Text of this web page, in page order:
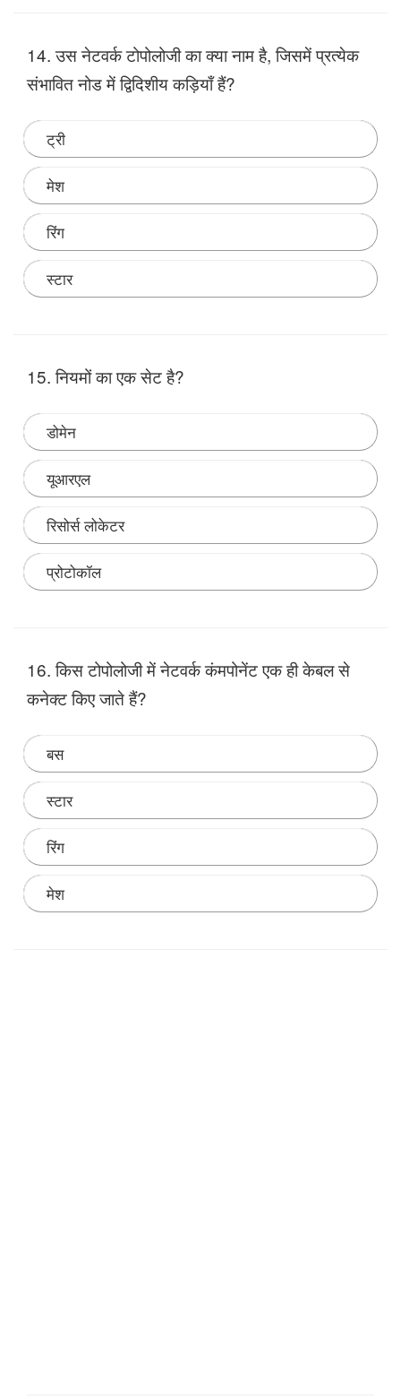
14. उस नेटवर्क टोपोलोजी का क्या नाम है, जिसमें प्रत्येक
संभावित नोड में द्विदिशीय कड़ियाँ हैं?
ट्री
मेश
रिंग
स्टार
15. नियमों का एक सेट है?
डोमेन
यूआरएल
रिसोर्स लोकेटर
प्रोटोकॉल
16. किस टोपोलोजी में नेटवर्क कंमपोनेंट एक ही केबल से
कनेक्ट किए जाते हैं?
बस
स्टार
रिंग
मेश